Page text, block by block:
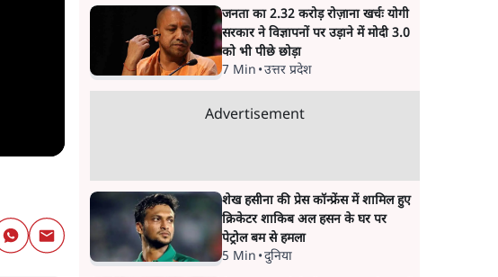
जनता का 2.32 करोड़ रोज़ाना खर्चः योगी
सरकार ने विज्ञापनों पर उड़ाने में मोदी 3.0
को भी पीछे छोड़ा
7 Min •उत्तर प्रदेश
Advertisement
शेख हसीना की प्रेस कॉन्फ्रेंस में शामिल हुए
क्रिकेटर शाकिब अल हसन के घर पर
पेट्रोल बम से हमला
5 Min •दुनिया